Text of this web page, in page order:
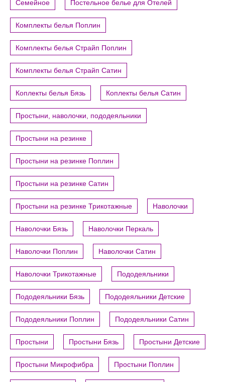
Семейное Постельное белье для Отелей
Комплекты белья Поплин
Комплекты белья Страйп Поплин
Комплекты белья Страйп Сатин
Коплекты белья Бязь Коплекты белья Сатин
Простыни, наволочки, пододеяльники
Простыни на резинке
Простыни на резинке Поплин
Простыни на резинке Сатин
Простыни на резинке Трикотажные Наволочки
Наволочки Бязь Наволочки Перкаль
Наволочки Поплин Наволочки Сатин
Наволочки Трикотажные Пододеяльники
Пододеяльники Бязь Пододеяльники Детские
Пододеяльники Поплин Пододеяльники Сатин
Простыни Простыни Бязь Простыни Детские
Простыни Микрофибра Простыни Поплин